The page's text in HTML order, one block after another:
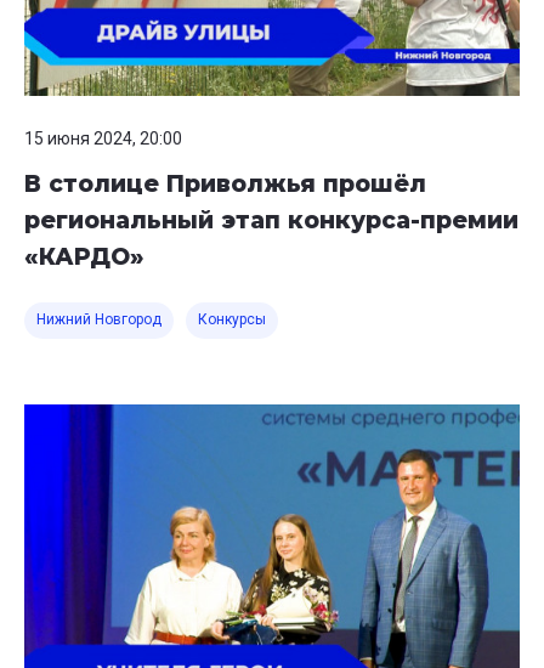
15 июня 2024, 20:00
В столице Приволжья прошёл
региональный этап конкурса-премии
«КАРДО»
Нижний Новгород Конкурсы